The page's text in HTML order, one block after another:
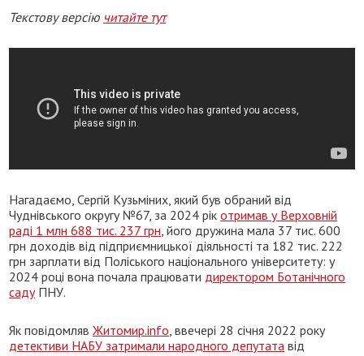
Текстову версію читайте тут
Нагадаємо, Сергій Кузьміних, який був обраний від
Чуднівського округу №67, за 2024 рікотримав у Верховній
раді 1 млн 688 тис. 237 грн , його дружина мала 37 тис. 600
грн доходів від підприємницької діяльності та 182 тис. 222
грн зарплати від Поліського національного університету: у
2024 році вона почала працювати директором Ботанічного
садуПНУ.
Як повідомлявЖитомир.info , ввечері 28 січня 2022 року
детективи НАБУ затримали народного депутата від